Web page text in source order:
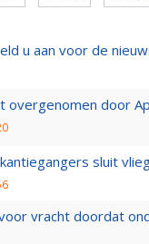
u aan voor de
overgenomen door
sluit
vracht doordat